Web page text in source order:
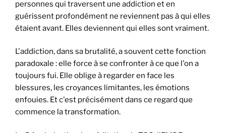
personnes qui traversent une addiction et en
guérissent profondément ne reviennent pas à qui elles
étaient avant. Elles deviennent qui elles sont vraiment.
L'addiction, dans sa brutalité, a souvent cette fonction
paradoxale : elle force à se confronter à ce que l'on a
toujours fui. Elle oblige à regarder en face les
blessures, les croyances limitantes, les émotions
enfouies. Et c'est précisément dans ce regard que
commence la transformation.